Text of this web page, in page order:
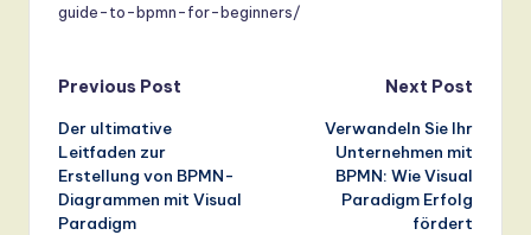
guide-to-bpmn-for-beginners/
Post
navigation
Previous Post
Der ultimative
Leitfaden zur
Erstellung von BPMN-
Diagrammen mit Visual
Paradigm
Next Post
Verwandeln Sie Ihr
Unternehmen mit
BPMN: Wie Visual
Paradigm Erfolg
fördert